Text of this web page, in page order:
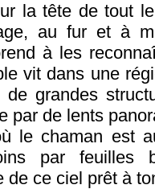
la tête de tout
au fur et à
à les
vit dans une
grandes
par de lents
le chaman est
par feuilles
de ce ciel prêt à